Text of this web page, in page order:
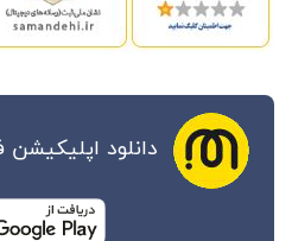
دانلود